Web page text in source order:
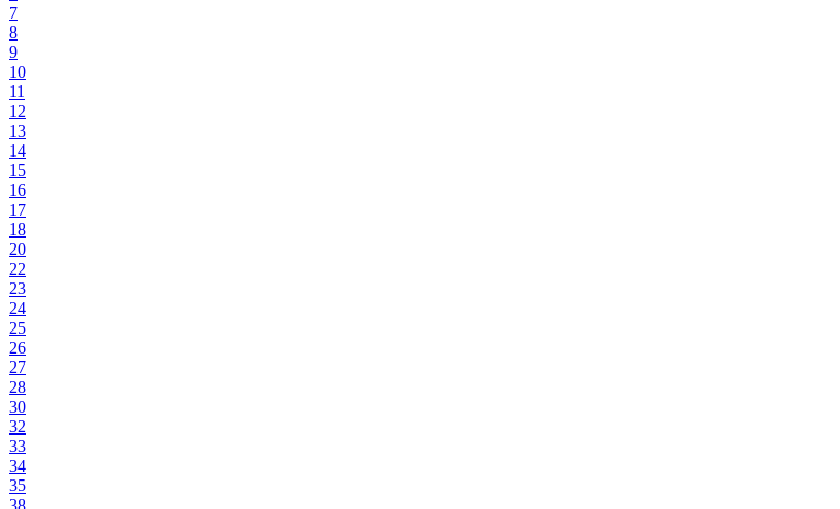
7
8
9
10
11
12
13
14
15
16
17
18
20
22
23
24
25
26
27
28
30
32
33
34
35
38